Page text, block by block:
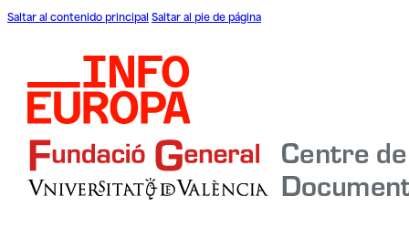
Saltar al contenido principal Saltar al pie de página